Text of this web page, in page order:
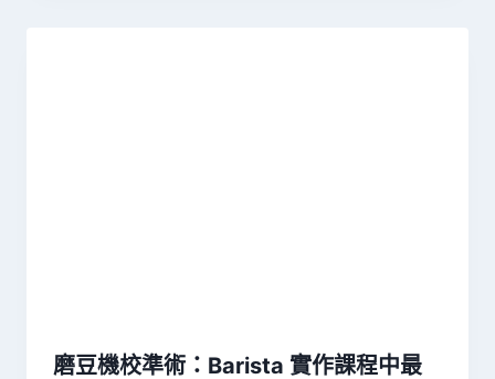
磨豆機校準術：Barista 實作課程中最